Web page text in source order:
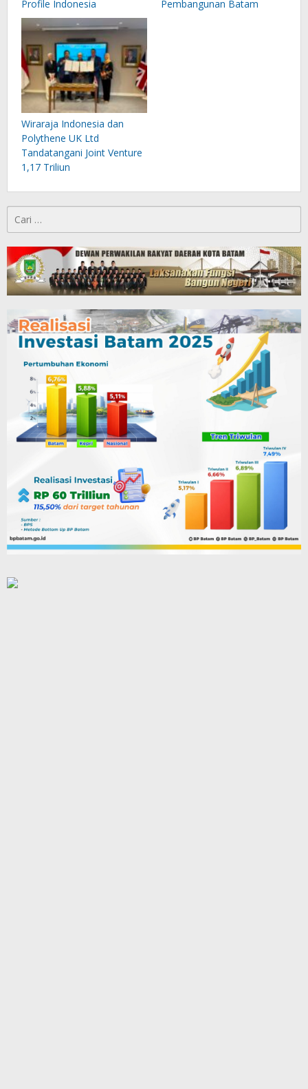
Profile Indonesia Pembangunan Batam
Wiraraja Indonesia dan
Polythene UK Ltd
Tandatangani Joint Venture
1,17 Triliun
untuk: